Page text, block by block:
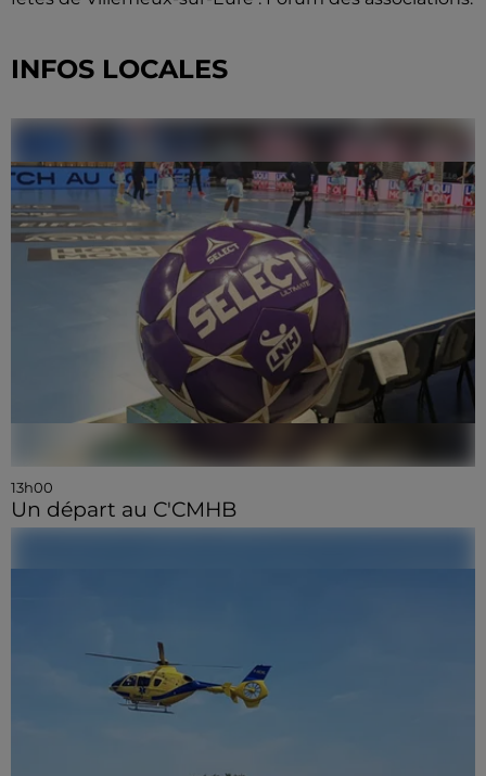
INFOS LOCALES
13h00
Un départ au C'CMHB